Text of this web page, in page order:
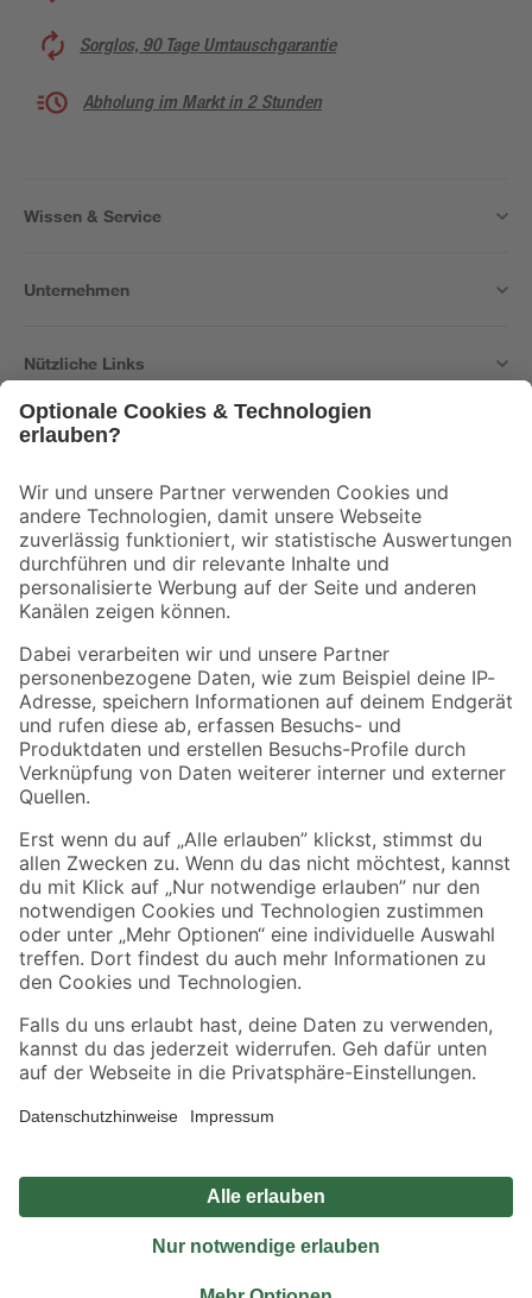
Sorglos, 90 Tage Umtauschgarantie
Abholung im Markt in 2 Stunden
Wissen & Service
Unternehmen
Nützliche Links
Der toom Newsletter: Keine Angebote und Aktionen mehr verpassen!
Zur Newsletter Anmeldung
Folge uns
Zahlungsarten Versandarten
Sicher einkaufen
Jetzt die toom-App herunterladen
Alle Preisangaben in EUR inkl. gesetzl. MwSt.. Die dargestellten Angebote sind unter
Umständen nicht in allen Märkten verfügbar. Die angegebenen Verfügbarkeiten beziehen
Produkte nur solange der Vorrat reicht.
*Paketversand ab 59 € versandkostenfrei, gilt nicht für Artikel mit Speditionsversand, hier
Privatsphäre Impressum
Nutzungsbedingungen
Widerrufsrecht
Vertrag widerrufen